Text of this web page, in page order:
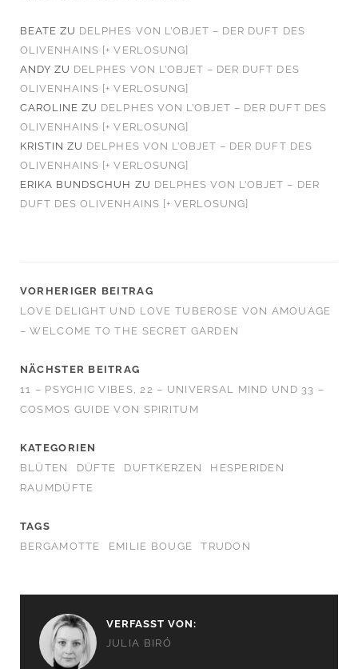
BEATE ZU DELPHES VON L’OBJET – DER DUFT DES
OLIVENHAINS [+ VERLOSUNG]
ANDY ZU DELPHES VON L’OBJET – DER DUFT DES
OLIVENHAINS [+ VERLOSUNG]
CAROLINE ZU DELPHES VON L’OBJET – DER DUFT DES
OLIVENHAINS [+ VERLOSUNG]
KRISTIN ZU DELPHES VON L’OBJET – DER DUFT DES
OLIVENHAINS [+ VERLOSUNG]
ERIKA BUNDSCHUH ZU DELPHES VON L’OBJET – DER
DUFT DES OLIVENHAINS [+ VERLOSUNG]
VORHERIGER BEITRAG
LOVE DELIGHT UND LOVE TUBEROSE VON AMOUAGE
– WELCOME TO THE SECRET GARDEN
NÄCHSTER BEITRAG
11 – PSYCHIC VIBES, 22 – UNIVERSAL MIND UND 33 –
COSMOS GUIDE VON SPIRITUM
KATEGORIEN
BLÜTEN
DÜFTE DUFTKERZEN
HESPERIDEN
RAUMDÜFTE
TAGS
BERGAMOTTE
EMILIE BOUGE TRUDON
VERFASST VON:
JULIA BIRÓ